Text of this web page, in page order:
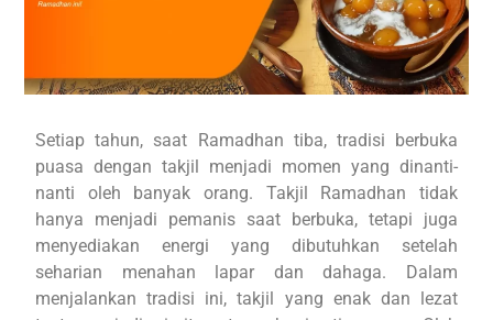
Setiap tahun, saat Ramadhan tiba, tradisi berbuka
puasa dengan takjil menjadi momen yang dinanti-
nanti oleh banyak orang. Takjil Ramadhan tidak
hanya menjadi pemanis saat berbuka, tetapi juga
menyediakan energi yang dibutuhkan setelah
seharian menahan lapar dan dahaga. Dalam
menjalankan tradisi ini, takjil yang enak dan lezat